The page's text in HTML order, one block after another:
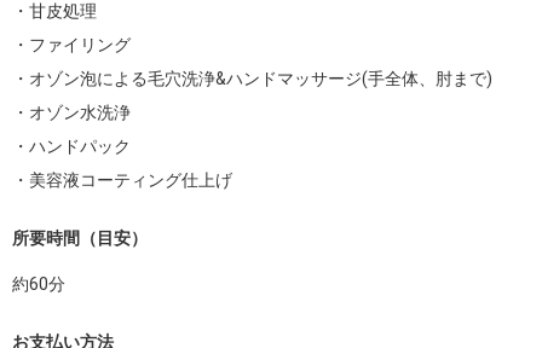
・甘皮処理
・ファイリング
・オゾン泡による毛穴洗浄&ハンドマッサージ(手全体、肘まで)
・オゾン水洗浄
・ハンドパック
・美容液コーティング仕上げ
所要時間（目安）
約60分
お支払い方法